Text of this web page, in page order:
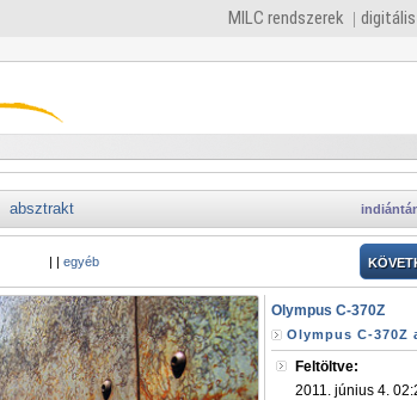
MILC rendszerek
absztrakt
| | egyéb
Olympus C-370Z
Olympus C-370Z
Feltöltve:
2011. június 4.